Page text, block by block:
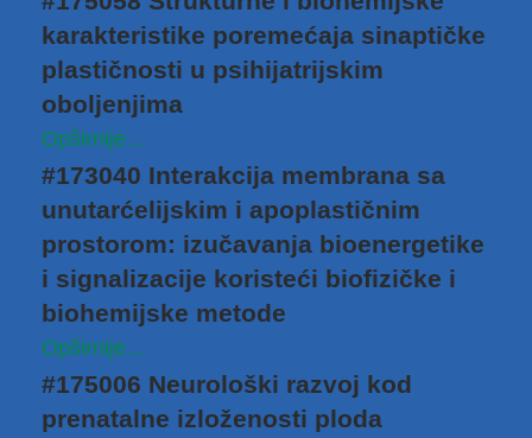
karakteristike poremećaja sinaptičke
plastičnosti u psihijatrijskim
oboljenjima
Opširnije...
#173040 Interakcija membrana sa
unutarćelijskim i apoplastičnim
prostorom: izučavanja bioenergetike
i signalizacije koristeći biofizičke i
biohemijske metode
Opširnije...
#175006 Neurološki razvoj kod
prenatalne izloženosti ploda